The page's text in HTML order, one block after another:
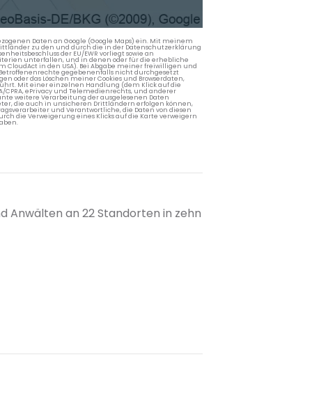
Daten an Google (Google Maps) ein. Mit meinem
zu den und durch die in der Datenschutzerklärung
der EU/EWR vorliegt sowie an
unterfallen, und in denen oder für die erhebliche
CloudAct in den USA). Bei Abgabe meiner freiwilligen und
gegebenenfalls nicht durchgesetzt
das Löschen meiner Cookies und Browserdaten,
Mit einer einzelnen Handlung (dem Klick auf die
ePrivacy und Telemedienrechts, und anderer
weitere Verarbeitung der ausgelesenen Daten
die auch in unsicheren Drittländern erfolgen können,
und Verantwortliche, die Daten von diesen
die Verweigerung eines Klicks auf die Karte verweigern
Anwälten an 22 Standorten in zehn